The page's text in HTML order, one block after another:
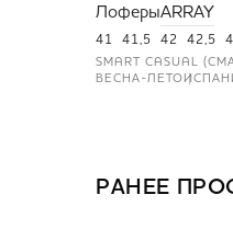
ЛоферыARRAY
41 41,5 42 42,5
SMART CASUAL
ВЕСНА-ЛЕТО
РАНЕЕ